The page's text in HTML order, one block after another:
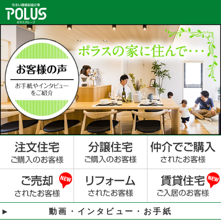
動画・インタビュー・お手紙